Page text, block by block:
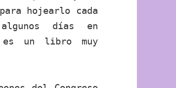
hojearlo cada
días en
un libro muy